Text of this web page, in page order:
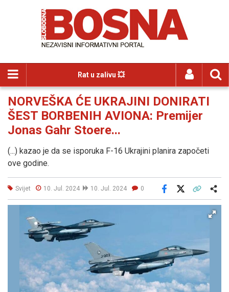
Rat u zalivu 💥
NORVEŠKA ĆE UKRAJINI DONIRATI
ŠEST BORBENIH AVIONA: Premijer
Jonas Gahr Stoere...
(...) kazao je da se isporuka F-16 Ukrajini planira započeti
ove godine.
Svijet 10. Jul. 2024 10. Jul. 2024 0
Facebook